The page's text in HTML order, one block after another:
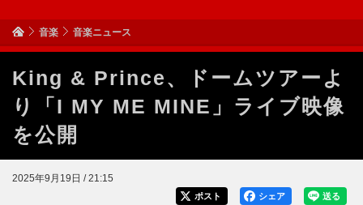
音楽 音楽ニュース
King & Prince、ドームツアーよ
り「I MY ME MINE」ライブ映像
を公開
2025年9月19日 / 21:15
送る
シェア
ポスト